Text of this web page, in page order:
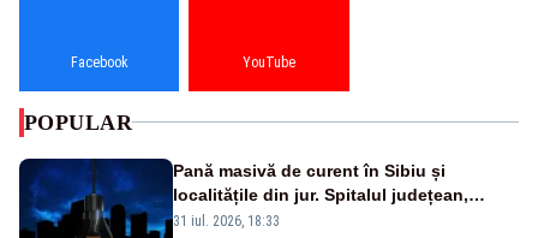
Facebook YouTube
POPULAR
Pană masivă de curent în Sibiu și
localitățile din jur. Spitalul județean,
semafoarele, rețelele de telefonie, grav
31 iul. 2026, 18:33